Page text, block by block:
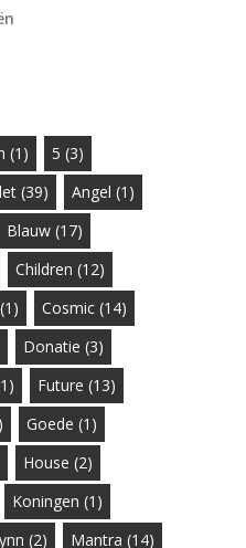
(1) 5 (3)
(39) Angel (1)
Blauw (17)
Children (12)
(1) Cosmic (14)
Donatie (3)
Future (13)
Goede (1)
House (2)
Koningen (1)
(2) Mantra (14)